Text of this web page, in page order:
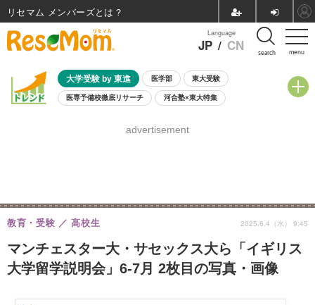
menu
Language
JP / CN search
大学受験 by 東進 医学部 東大受験
医専予備校徹底リサーチ 河合塾×東大特集
8月開催学校説明会・相談会
advertisement
マンチェスター大・サセックス大ら「イギリス
大学留学説明会」6-7月 2枚目の写真・画像
教育・受験 高校生 2025.6.4（水） 9:45
リセマム メンバーズ